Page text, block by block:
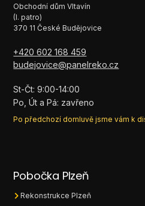
Obchodní dům Vltavín
(I. patro)
370 11 České Budějovice
+420 602 168 459
budejovice@panelreko.cz
St-Čt: 9:00-14:00
Po, Út a Pá: zavřeno
Po předchozí domluvě jsme vám k
Pobočka Plzeň
Rekonstrukce Plzeň